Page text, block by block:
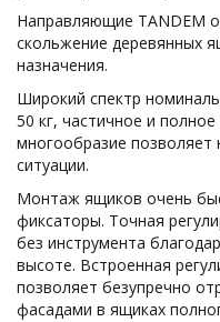
Направляющие TANDEM
скольжение деревянных
назначения.
Широкий спектр
50 кг, частичное и
многообразие
ситуации.
Монтаж ящиков очень
фиксаторы. Точная
без инструмента
высоте. Встроенная
позволяет безупречно
фасадами в ящиках